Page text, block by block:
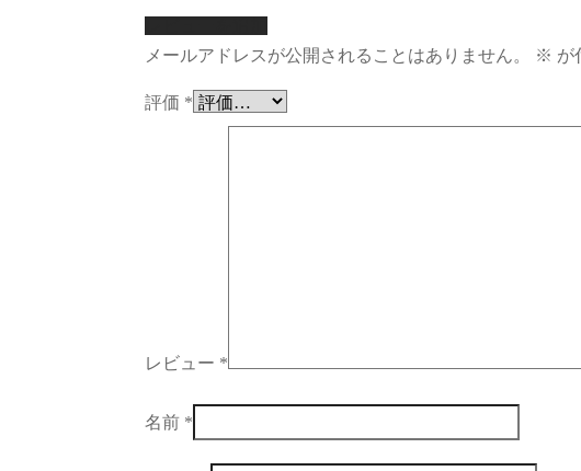
メールアドレスが公開されることはありません。
※ が
評価 *
レビュー *
名前 *